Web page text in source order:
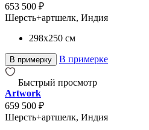
653 500 ₽
Шерсть+артшелк, Индия
298x250 см
В примерку В примерке
Быстрый просмотр
Artwork
659 500 ₽
Шерсть+артшелк, Индия